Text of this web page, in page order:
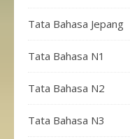
Tata Bahasa Jepang
Tata Bahasa N1
Tata Bahasa N2
Tata Bahasa N3